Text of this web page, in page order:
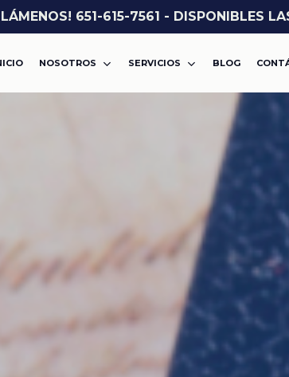
651-615-7561 - DISPONIBLES
NOSOTROS SERVICIOS
ASALTO O AGRESIÓN
VIOLENCIA DOMÉSTICA
MISDEMEANOR
FELONÍA
ASESINATO
BLOG